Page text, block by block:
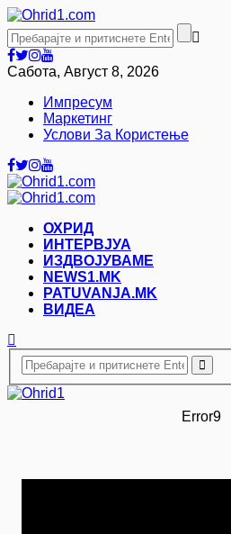
Сабота, Август 8, 2026
Импресум
Маркетинг
Услови За Користење
ОХРИД
ИНТЕРВЈУА
ИЗДВОЈУВАМЕ
NEWS1.MK
PATUVANJA.MK
ВИДЕА
Error9